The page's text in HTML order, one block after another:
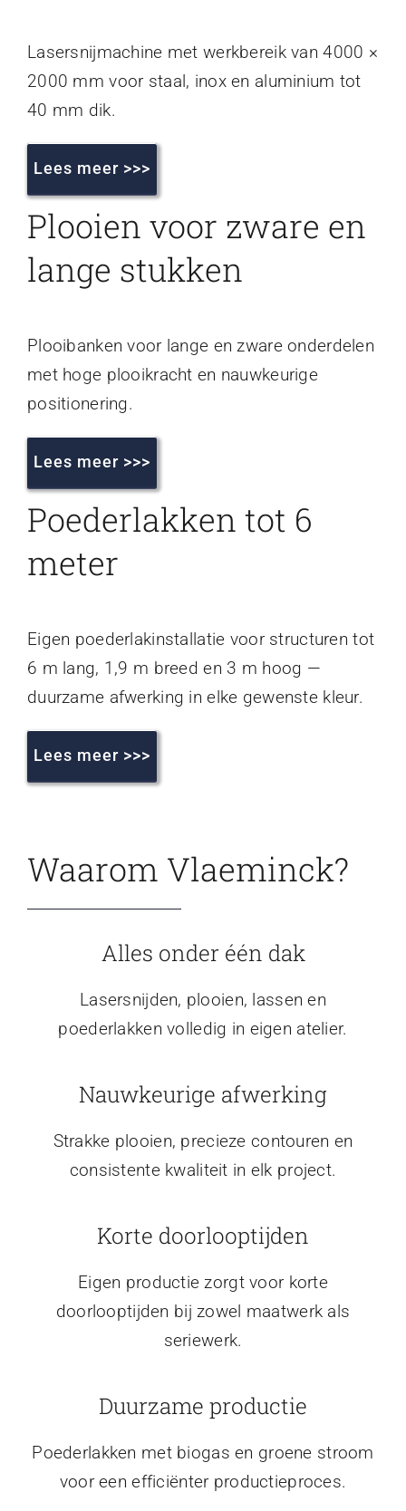
Lasersnijmachine met werkbereik van 4000 ×
2000 mm voor staal, inox en aluminium tot
40 mm dik.
Lees meer >>>
Plooien voor zware en
lange stukken
Plooibanken voor lange en zware onderdelen
met hoge plooikracht en nauwkeurige
positionering.
Lees meer >>>
Poederlakken tot 6
meter
Eigen poederlakinstallatie voor structuren tot
6 m lang, 1,9 m breed en 3 m hoog —
duurzame afwerking in elke gewenste kleur.
Lees meer >>>
Waarom Vlaeminck?
Alles onder één dak
Lasersnijden, plooien, lassen en
poederlakken volledig in eigen atelier.
Nauwkeurige afwerking
Strakke plooien, precieze contouren en
consistente kwaliteit in elk project.
Korte doorlooptijden
Eigen productie zorgt voor korte
doorlooptijden bij zowel maatwerk als
seriewerk.
Duurzame productie
Poederlakken met biogas en groene stroom
voor een efficiënter productieproces.